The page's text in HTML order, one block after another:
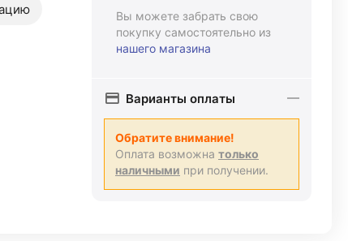
Вы можете забрать свою
покупку самостоятельно из
нашего магазина
Варианты оплаты
Обратите внимание!
Оплата возможна только
наличными при получении.